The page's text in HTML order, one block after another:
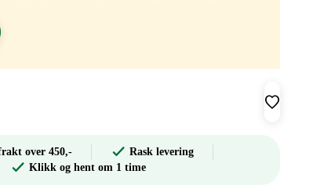
over 450,-
Rask levering
Klikk og hent om 1 time